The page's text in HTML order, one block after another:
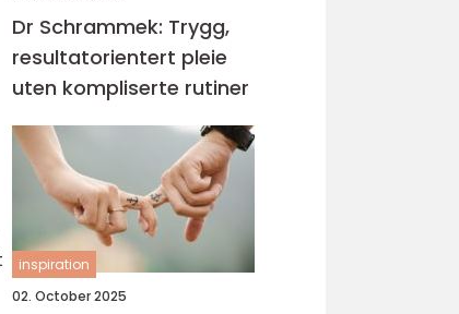
Dr Schrammek: Trygg,
resultatorientert pleie
uten kompliserte rutiner
inspiration
02. October 2025